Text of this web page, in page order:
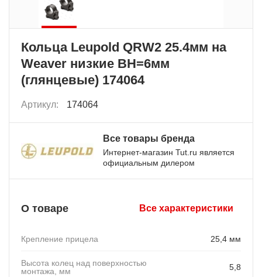
Кольца Leupold QRW2 25.4мм на
Weaver низкие BH=6мм
(глянцевые) 174064
Артикул: 174064
Все товары бренда
Интернет-магазин Tut.ru является
официальным дилером
О товаре Все характеристики
Крепление прицела 25,4 мм
Высота колец над поверхностью
монтажа, мм
5,8